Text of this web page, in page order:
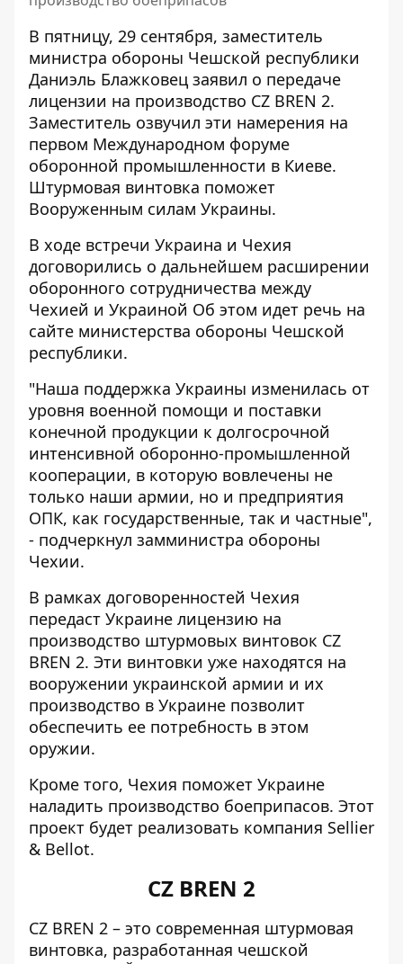
В пятницу, 29 сентября, заместитель
министра обороны Чешской республики
Даниэль Блажковец заявил о передаче
лицензии на производство CZ BREN 2.
Заместитель озвучил эти намерения на
первом Международном форуме
оборонной промышленности в Киеве.
Штурмовая винтовка поможет
Вооруженным силам Украины.
В ходе встречи Украина и Чехия
договорились о дальнейшем расширении
оборонного сотрудничества между
Чехией и Украиной Об этом идет речь на
сайте министерства обороны Чешской
республики.
"Наша поддержка Украины изменилась от
уровня военной помощи и поставки
конечной продукции к долгосрочной
интенсивной оборонно-промышленной
кооперации, в которую вовлечены не
только наши армии, но и предприятия
ОПК, как государственные, так и частные",
- подчеркнул замминистра обороны
Чехии.
В рамках договоренностей Чехия
передаст Украине лицензию на
производство штурмовых винтовок CZ
BREN 2. Эти винтовки уже находятся на
вооружении украинской армии и их
производство в Украине позволит
обеспечить ее потребность в этом
оружии.
Кроме того, Чехия поможет Украине
наладить производство боеприпасов. Этот
проект будет реализовать компания Sellier
& Bellot.
CZ BREN 2
CZ BREN 2 – это современная штурмовая
винтовка, разработанная чешской